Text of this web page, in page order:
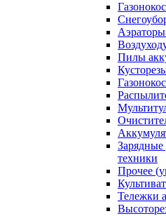
Пилы
Зарядные
техники
Прочее
Тележки